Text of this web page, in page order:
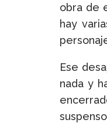
obra de
hay
Ese
nada y